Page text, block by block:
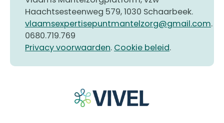
Haachtsesteenweg 579, 1030 Schaarbeek.
vlaamsexpertisepuntmantelzorg@gmail.com.
0680.719.769
Privacy voorwaarden. Cookie beleid.